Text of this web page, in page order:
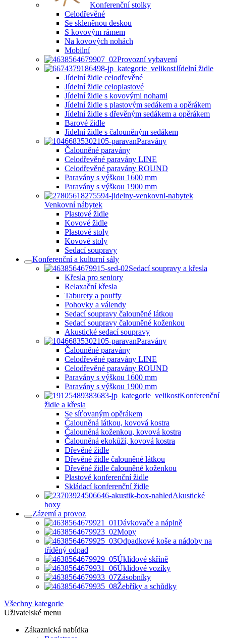
Konferenční stolky
Celodřevěné
Se skleněnou deskou
S kovovým rámem
Na kovových nohách
Mobilní
Provozní vybavení
Jídelní židle
Jídelní židle celodřevěné
Jídelní židle celoplastové
Jídelní židle s kovovými nohami
Jídelní židle s plastovým sedákem a opěrákem
Jídelní židle s dřevěným sedákem a opěrákem
Barové židle
Jídelní židle s čalouněným sedákem
Paravány
Čalouněné paravány
Celodřevěné paravány LINE
Celodřevěné paravány ROUND
Paravány s výškou 1600 mm
Paravány s výškou 1900 mm
Venkovní nábytek
Plastové židle
Kovové židle
Plastové stoly
Kovové stoly
Sedací soupravy
Konferenční a kulturní sály
Sedací soupravy a křesla
Křesla pro seniory
Relaxační křesla
Taburety a pouffy
Pohovky a válendy
Sedací soupravy čalouněné látkou
Sedací soupravy čalouněné koženkou
Akustické sedací soupravy
Paravány
Čalouněné paravány
Celodřevěné paravány LINE
Celodřevěné paravány ROUND
Paravány s výškou 1600 mm
Paravány s výškou 1900 mm
Konferenční
židle a křesla
Se síťovaným opěrákem
Čalouněná látkou, kovová kostra
Čalouněná koženkou, kovová kostra
Čalouněná ekokůží, kovová kostra
Dřevěné židle
Dřevěné židle čalouněné látkou
Dřevěné židle čalouněné koženkou
Plastové konferenční židle
Skládací konferenční židle
Akustické
boxy
Zázemí a provoz
Dávkovače a náplně
Mopy
Odpadkové koše a nádoby na
tříděný odpad
Úklidové skříně
Úklidové vozíky
Zásobníky
Žebříky a schůdky
Všechny kategorie
Uživatelské menu
Zákaznická nabídka